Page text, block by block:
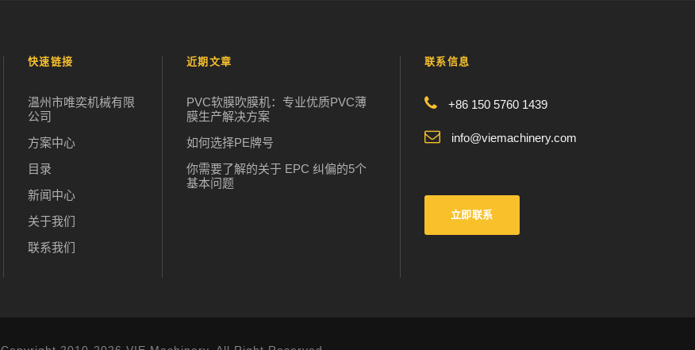
快速链接
温州市唯奕机械有限
公司
方案中心
目录
新闻中心
关于我们
联系我们
近期文章
PVC软膜吹膜机：专业优质PVC薄
膜生产解决方案
如何选择PE牌号
你需要了解的关于 EPC 纠偏的5个
基本问题
联系信息
+86 150 5760 1439
info@viemachinery.com
立即联系